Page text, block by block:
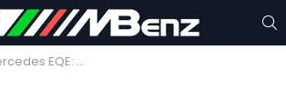
EQE: potrebbe uscire in doppia versione